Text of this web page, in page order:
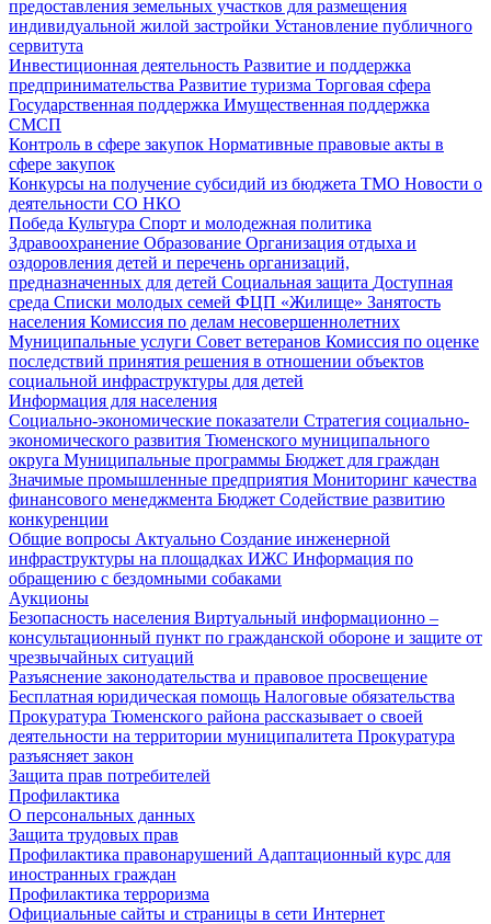
предоставления земельных участков для размещения
индивидуальной жилой застройки Установление публичного
сервитута
Инвестиционная деятельность Развитие и поддержка
предпринимательства Развитие туризма Торговая сфера
Государственная поддержка Имущественная поддержка
СМСП
Контроль в сфере закупок Нормативные правовые акты в
сфере закупок
Конкурсы на получение субсидий из бюджета ТМО Новости о
деятельности СО НКО
Победа Культура Спорт и молодежная политика
Здравоохранение Образование Организация отдыха и
оздоровления детей и перечень организаций,
предназначенных для детей Социальная защита Доступная
среда Списки молодых семей ФЦП «Жилище» Занятость
населения Комиссия по делам несовершеннолетних
Муниципальные услуги Совет ветеранов Комиссия по оценке
последствий принятия решения в отношении объектов
социальной инфраструктуры для детей
Информация для населения
Социально-экономические показатели Стратегия социально-
экономического развития Тюменского муниципального
округа Муниципальные программы Бюджет для граждан
Значимые промышленные предприятия Мониторинг качества
финансового менеджмента Бюджет Содействие развитию
конкуренции
Общие вопросы Актуально Создание инженерной
инфраструктуры на площадках ИЖС Информация по
обращению с бездомными собаками
Аукционы
Безопасность населения Виртуальный информационно –
консультационный пункт по гражданской обороне и защите от
чрезвычайных ситуаций
Разъяснение законодательства и правовое просвещение
Бесплатная юридическая помощь Налоговые обязательства
Прокуратура Тюменского района рассказывает о своей
деятельности на территории муниципалитета Прокуратура
разъясняет закон
Защита прав потребителей
Профилактика
О персональных данных
Защита трудовых прав
Профилактика правонарушений Адаптационный курс для
иностранных граждан
Профилактика терроризма
Официальные сайты и страницы в сети Интернет